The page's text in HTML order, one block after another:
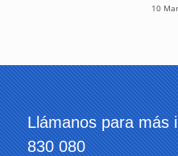
10
Llámanos para más
830 080